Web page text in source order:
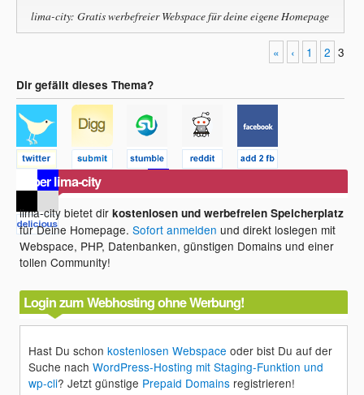
lima-city: Gratis werbefreier Webspace für deine eigene Homepage
« ‹ 1 2 3
Dir gefällt dieses Thema?
Über lima-city
lima-city bietet dirkostenlosen und werbefreien Speicherplatz
für Deine Homepage.Sofort anmelden und direkt loslegen mit
Webspace, PHP, Datenbanken, günstigen Domains und einer
tollen Community!
Login zum Webhosting ohne Werbung!
Hast Du schonkostenlosen Webspace oder bist Du auf der
Suche nachWordPress-Hosting mit Staging-Funktion und
wp-cli? Jetzt günstige Prepaid Domains registrieren!